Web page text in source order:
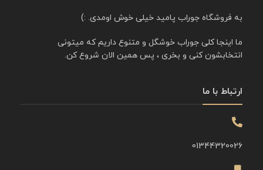
به فروشگاه جوراب پامید خیلی خوش اومدی. :)
ما اینجا کلی جوراب خوشگل و متنوع داریم که میتونی
انتخابشون کنی و بخری ، پس همین الان شروع کن.
ارتباط با ما
01344320026